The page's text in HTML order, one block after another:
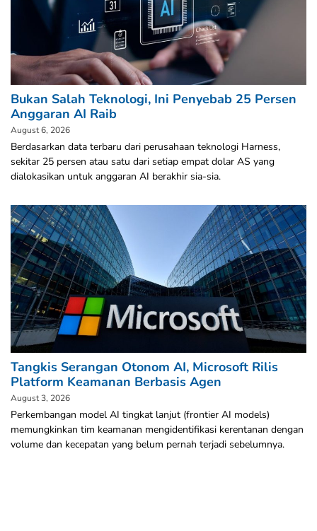
Bukan Salah Teknologi, Ini Penyebab 25 Persen
Anggaran AI Raib
August 6, 2026
Berdasarkan data terbaru dari perusahaan teknologi Harness,
sekitar 25 persen atau satu dari setiap empat dolar AS yang
dialokasikan untuk anggaran AI berakhir sia-sia.
Tangkis Serangan Otonom AI, Microsoft Rilis
Platform Keamanan Berbasis Agen
August 3, 2026
Perkembangan model AI tingkat lanjut (frontier AI models)
memungkinkan tim keamanan mengidentifikasi kerentanan dengan
volume dan kecepatan yang belum pernah terjadi sebelumnya.